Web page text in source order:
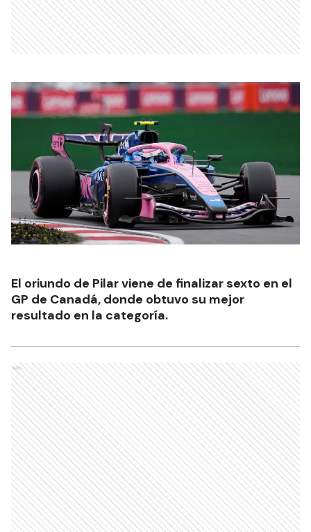
El oriundo de Pilar viene de finalizar sexto en el
GP de Canadá, donde obtuvo su mejor
resultado en la categoría.
Ads